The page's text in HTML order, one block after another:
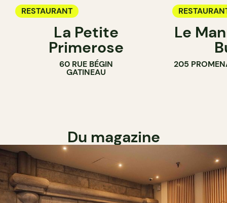
RESTAURANT
La Petite
Primerose
60 RUE BÉGIN
GATINEAU
Le
205
Du magazine